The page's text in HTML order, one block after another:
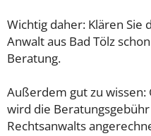
Wichtig daher: Klären
Anwalt aus Bad Tölz
Beratung.
Außerdem gut zu wissen:
wird die
Rechtsanwalts